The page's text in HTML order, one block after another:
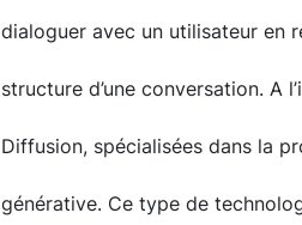
dialoguer avec un utilisateur en
structure d’une conversation. A
Diffusion, spécialisées dans la
générative. Ce type de